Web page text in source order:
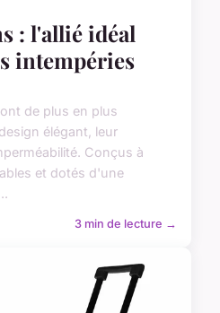
: l'allié idéal
intempéries
de plus en plus
élégant, leur
Conçus à
et dotés d'une
3 min de lecture →